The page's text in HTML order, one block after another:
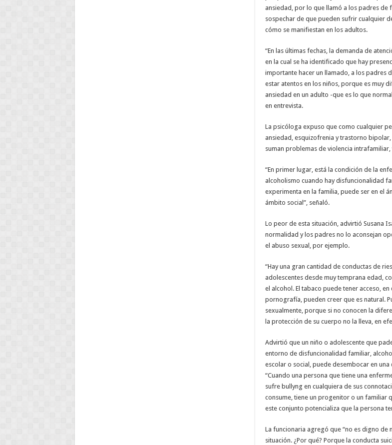
ansiedad, por lo que llamó a los padres de
sospechar de que pueden sufrir cualquier
cómo se manifiestan en los adultos.
“En las últimas fechas, la demanda de
en la cual se ha identificado que hay
importante hacer un llamado, a los padres
estar atentos en los niños, porque es muy
ansiedad en un adulto -que es lo que
en entrevista.
La psicóloga expuso que como cualquier
ansiedad, esquizofrenia y trastorno
suman problemas de violencia
“En primer lugar, está la condición de la
alcoholismo cuando hay disfuncionalidad
experimenta en la familia, puede ser en el
ámbito social”, señaló.
Lo peor de esta situación, advirtió Susana
normalidad y los padres no lo aconsejan
el abuso sexual, por ejemplo.
“Hay una gran cantidad de conductas de
adolescentes desde muy temprana edad,
el alcohol. El tabaco puede tener acceso,
pornografía, pueden creer que es natural.
sexualmente, porque si no conocen la
la protección de su cuerpo no la lleva, en
Advirtió que un niño o adolescente que
entorno de disfuncionalidad familiar,
escolar o social, puede desembocar en una
“Cuando una persona que tiene una
sufre bullyng en cualquiera de sus
consume, tiene un progenitor o un familiar
este conjunto potencializa que la persona
La funcionaria agregó que “no es digno de
situación. ¿Por qué? Porque la conducta